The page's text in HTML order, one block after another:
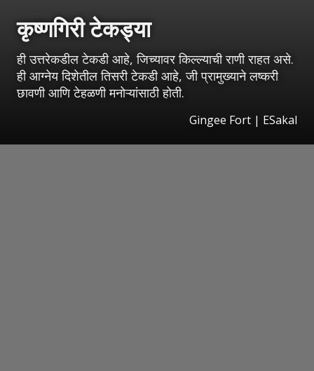
कृष्णगिरी टेकड्या
ही उत्तरेकडील टेकडी आहे, जिच्यावर किल्ल्याची राणी राहत असे.
ही आग्नेय दिशेतील तिसरी टेकडी आहे, जी प्रामुख्याने लष्करी
छावणी आणि टेहळणी मनोऱ्यांसाठी होती.
Gingee Fort | ESakal